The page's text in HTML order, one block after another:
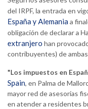
del IRPF, la entrada en
España y Alemania a
obligación de declarar a
extranjero han
contribuyentes) de
"Los impuestos en
Spain, en Palma de
mayor red de asesorías
en atender a residentes